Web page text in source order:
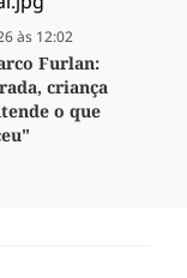
às 12:02
Furlan:
criança
o que